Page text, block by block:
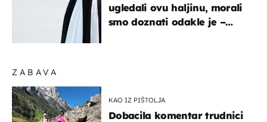
ZABAVA
KAO IZ PIŠTOLJA
Dobacila komentar trudnici
ugledali ovu haljinu, morali
smo doznati odakle je –